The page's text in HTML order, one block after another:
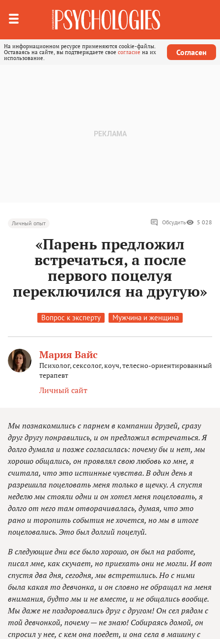
На информационном ресурсе применяются cookie-файлы.
Оставаясь на сайте, вы подтверждаете свое согласие на их
использование.
Согласен
Личный опыт Обсудить 5 028
«Парень предложил
встречаться, а после
первого поцелуя
переключился на другую»
Вопрос к эксперту Мужчина и женщина
Мария Вайс
Психолог, сексолог, коуч, телесно-ориентированный
терапевт
Личный сайт
Мы познакомились с парнем в компании друзей, сразу
друг другу понравились, и он предложил встречаться. Я
долго думала и позже согласилась: почему бы и нет, мы
хорошо общались, он проявлял свою любовь ко мне, я
считала, что это истинные чувства. В один день я
разрешила поцеловать меня только в щечку. А спустя
неделю мы стояли одни и он хотел меня поцеловать, я
долго от него там отворачивалась, думая, что это
рано и торопить события не хочется, но мы в итоге
поцеловались. Это был долгий поцелуй.
В следующие дни все было хорошо, он был на работе,
писал мне, как скучает, но приехать они не могли. И вот
спустя два дня, сегодня, мы встретились. Но с ними
была какая то девчонка, и он словно не обращал на меня
внимания, будто мы и не вместе, и не общались вообще.
Мы даже не поздоровались друг с другом! Он сел рядом с
той девчонкой, почему — не знаю! Собираясь домой, он
спросил у нее, с кем она поедет, и она села в машину с